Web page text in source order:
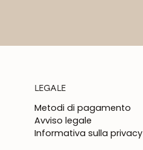
LEGALE
Metodi di pagamento
Avviso legale
Informativa sulla privacy